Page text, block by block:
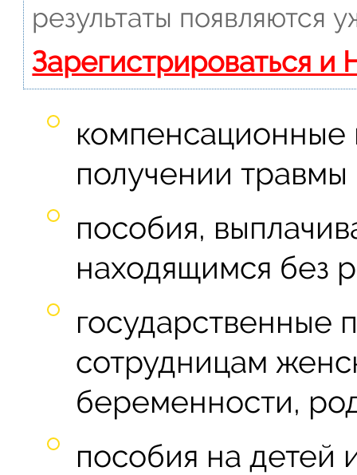
результаты появляются
Зарегистрироваться и
компенсационные
получении травмы
пособия,
находящимся без
государственные
сотрудницам
беременности,
пособия на детей